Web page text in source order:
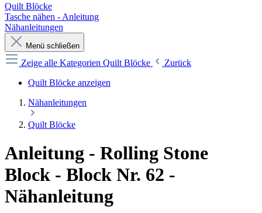
Quilt Blöcke
Tasche nähen - Anleitung
Nähanleitungen
Menü schließen
Zeige alle Kategorien Quilt Blöcke
Zurück
Quilt Blöcke anzeigen
Nähanleitungen
Quilt Blöcke
Anleitung - Rolling Stone
Block - Block Nr. 62 -
Nähanleitung